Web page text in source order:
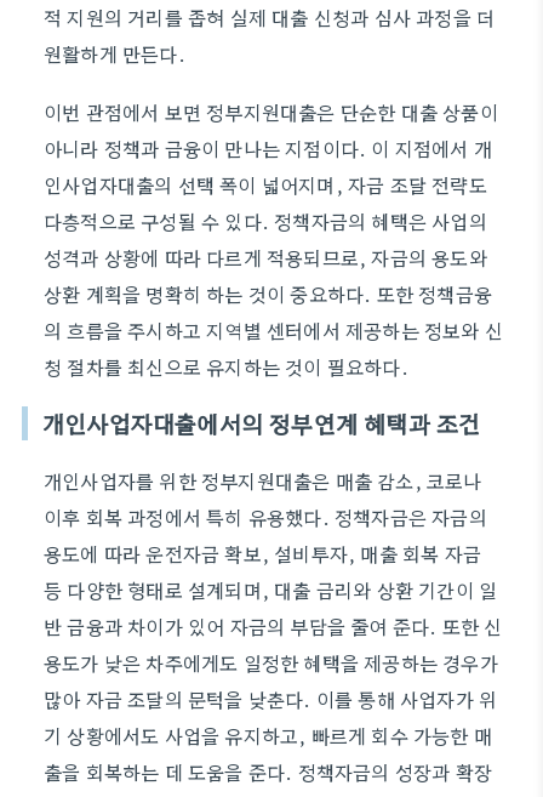
적 지원의 거리를 좁혀 실제 대출 신청과 심사 과정을 더
원활하게 만든다.
이번 관점에서 보면 정부지원대출은 단순한 대출 상품이
아니라 정책과 금융이 만나는 지점이다. 이 지점에서 개
인사업자대출의 선택 폭이 넓어지며, 자금 조달 전략도
다층적으로 구성될 수 있다. 정책자금의 혜택은 사업의
성격과 상황에 따라 다르게 적용되므로, 자금의 용도와
상환 계획을 명확히 하는 것이 중요하다. 또한 정책금융
의 흐름을 주시하고 지역별 센터에서 제공하는 정보와 신
청 절차를 최신으로 유지하는 것이 필요하다.
개인사업자대출에서의 정부연계 혜택과 조건
개인사업자를 위한 정부지원대출은 매출 감소, 코로나
이후 회복 과정에서 특히 유용했다. 정책자금은 자금의
용도에 따라 운전자금 확보, 설비투자, 매출 회복 자금
등 다양한 형태로 설계되며, 대출 금리와 상환 기간이 일
반 금융과 차이가 있어 자금의 부담을 줄여 준다. 또한 신
용도가 낮은 차주에게도 일정한 혜택을 제공하는 경우가
많아 자금 조달의 문턱을 낮춘다. 이를 통해 사업자가 위
기 상황에서도 사업을 유지하고, 빠르게 회수 가능한 매
출을 회복하는 데 도움을 준다. 정책자금의 성장과 확장